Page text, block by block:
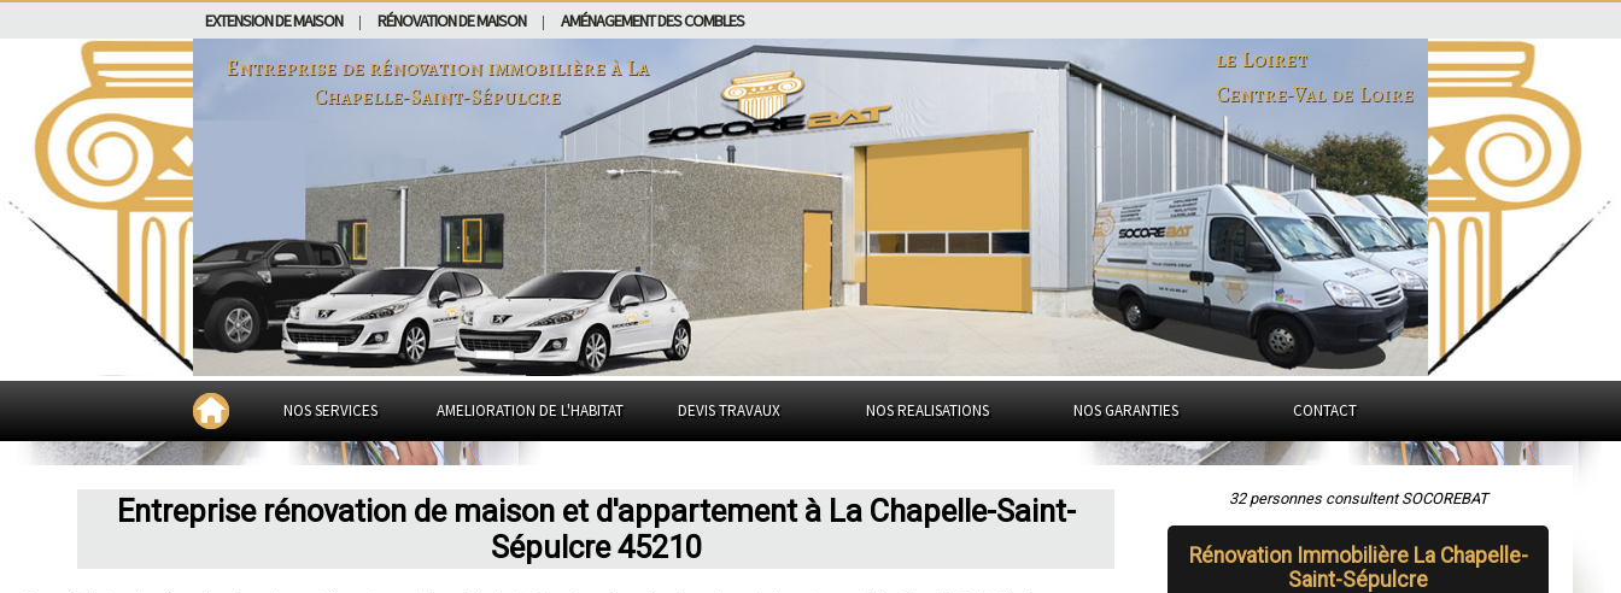
EXTENSION DE MAISON RÉNOVATION DE MAISON AMÉNAGEMENT DES COMBLES
Entreprise de rénovation immobilière àLa
Chapelle-Saint-Sépulcre
le Loiret
Centre-Val de Loire
NOS SERVICES AMELIORATION DE L'HABITAT DEVIS TRAVAUX NOS REALISATIONS NOS GARANTIES CONTACT
Entreprise rénovation de maison et d'appartement à La Chapelle-Saint-
Sépulcre 45210
32 personnes consultent SOCOREBAT
Rénovation Immobilière La Chapelle-
Saint-Sépulcre